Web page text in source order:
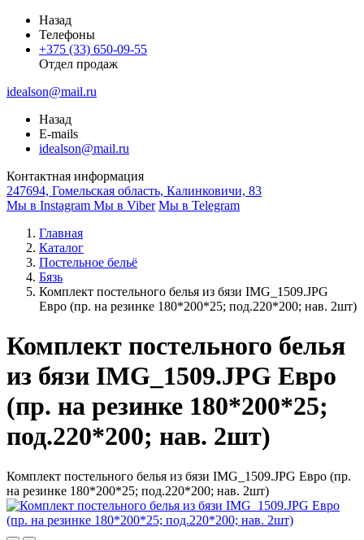
Назад
Телефоны
+375 (33) 650-09-55
Отдел продаж
idealson@mail.ru
Назад
E-mails
idealson@mail.ru
Контактная информация
247694, Гомельская область, Калинковичи, 83
Мы в Instagram Мы в Viber Мы в Telegram
Главная
Каталог
Постельное бельё
Бязь
Комплект постельного белья из бязи IMG_1509.JPG
Евро (пр. на резинке 180*200*25; под.220*200; нав. 2шт)
Комплект постельного белья
из бязи IMG_1509.JPG Евро
(пр. на резинке 180*200*25;
под.220*200; нав. 2шт)
Комплект постельного белья из бязи IMG_1509.JPG Евро (пр.
на резинке 180*200*25; под.220*200; нав. 2шт)